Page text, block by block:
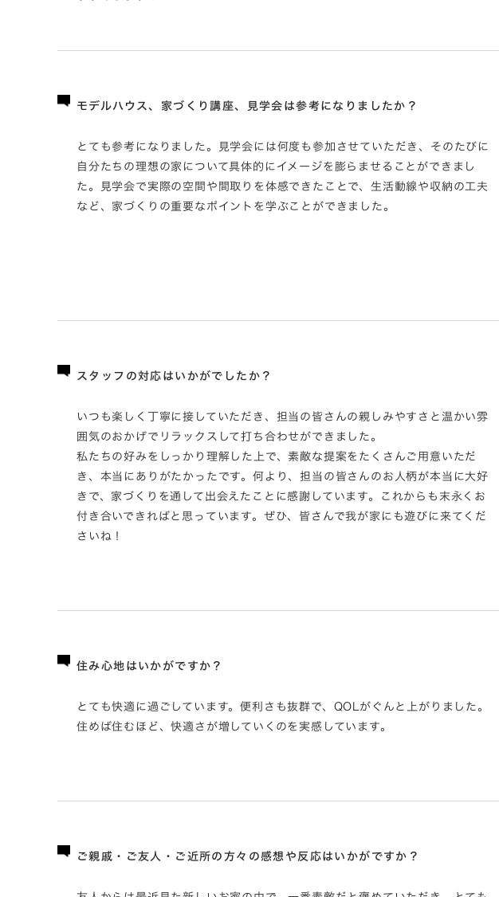
モデルハウス、家づくり講座、見学会は参考になりましたか？
とても参考になりました。見学会には何度も参加させていただき、そのたびに
自分たちの理想の家について具体的にイメージを膨らませることができまし
た。見学会で実際の空間や間取りを体感できたことで、生活動線や収納の工夫
など、家づくりの重要なポイントを学ぶことができました。
スタッフの対応はいかがでしたか？
いつも楽しく丁寧に接していただき、担当の皆さんの親しみやすさと温かい雰
囲気のおかげでリラックスして打ち合わせができました。
私たちの好みをしっかり理解した上で、素敵な提案をたくさんご用意いただ
き、本当にありがたかったです。何より、担当の皆さんのお人柄が本当に大好
きで、家づくりを通して出会えたことに感謝しています。これからも末永くお
付き合いできればと思っています。ぜひ、皆さんで我が家にも遊びに来てくだ
さいね！
住み心地はいかがですか？
とても快適に過ごしています。便利さも抜群で、QOLがぐんと上がりました。
住めば住むほど、快適さが増していくのを実感しています。
ご親戚・ご友人・ご近所の方々の感想や反応はいかがですか？